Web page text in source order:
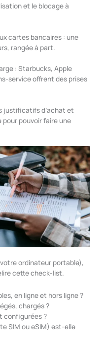
et le blocage à
cartes bancaires : une
rangée à part.
: Starbucks, Apple
service offrent des prises
justificatifs d’achat et
pouvoir faire une
ordinateur portable),
cette check-list.
en ligne et hors ligne ?
chargés ?
configurées ?
SIM ou eSIM) est-elle